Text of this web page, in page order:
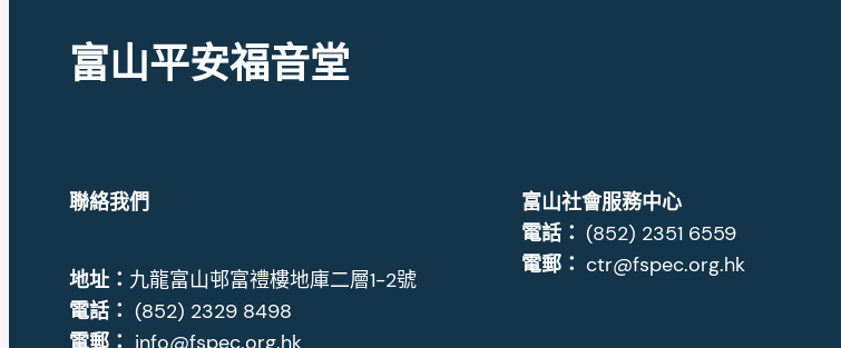
富山平安福音堂
聯絡我們
地址： 九龍富山邨富禮樓地庫二層1-2號
電話： (852) 2329 8498
電郵： info@fspec.org.hk
富山社會服務中心
電話：(852) 2351 6559
電郵：ctr@fspec.org.hk